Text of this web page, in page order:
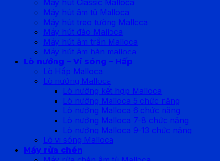
Máy hút Classic Malloca
Máy hút âm tủ Malloca
Máy hút treo tường Malloca
Máy hút đảo Malloca
Máy hút âm trần Malloca
Máy hút âm bàn malloca
Lò nướng – Vi sóng – Hấp
Lò Hấp Malloca
Lò nướng Malloca
Lò nướng kết hợp Malloca
Lò nướng Malloca 5 chức năng
Lò nướng Malloca 6 chức năng
Lò nướng Malloca 7-8 chức năng
Lò nướng Malloca 9-13 chức năng
Lò vi sóng Malloca
Máy rửa chén